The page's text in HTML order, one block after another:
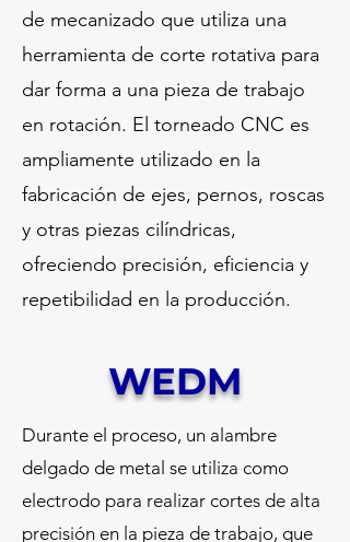
de mecanizado que utiliza una
herramienta de corte rotativa para
dar forma a una pieza de trabajo
en rotación. El torneado CNC es
ampliamente utilizado en la
fabricación de ejes, pernos, roscas
y otras piezas cilíndricas,
ofreciendo precisión, eficiencia y
repetibilidad en la producción.
WEDM
Durante el proceso, un alambre
delgado de metal se utiliza como
electrodo para realizar cortes de alta
precisión en la pieza de trabajo, que